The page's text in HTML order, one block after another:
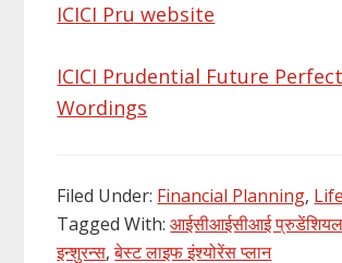
ICICI Pru website
ICICI Prudential Future
Wordings
Filed Under: Financial Planning,
Tagged With:आईसीआईसीआई
इन्शुरन्स,बेस्ट लाइफ इंश्योरेंस प्लान